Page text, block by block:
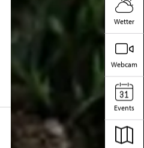
Wetter
Webcam
Events